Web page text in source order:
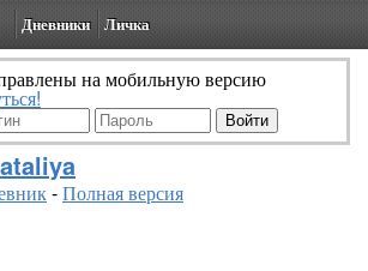
Дневники Личка
на мобильную версию
-Полная версия